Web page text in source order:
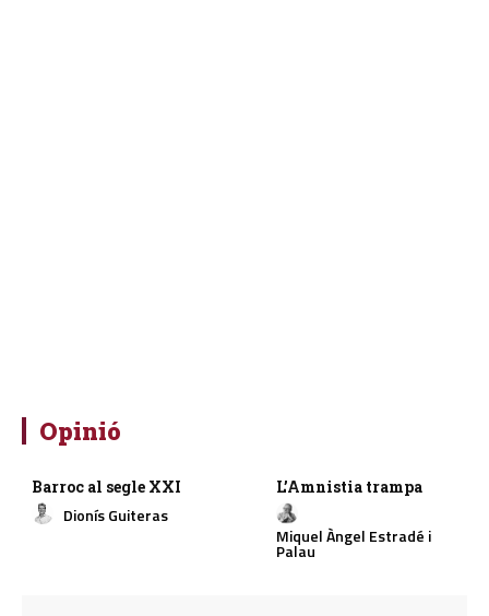
Opinió
Barroc al segle XXI
Dionís Guiteras
L’Amnistia trampa
Miquel Àngel Estradé i
Palau